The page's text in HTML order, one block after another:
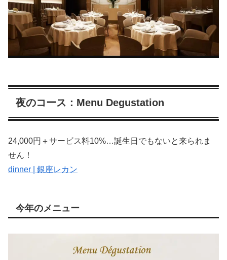
夜のコース：Menu Degustation
24,000円＋サービス料10%…誕生日でもないと来られま
せん！
dinner | 銀座レカン
今年のメニュー